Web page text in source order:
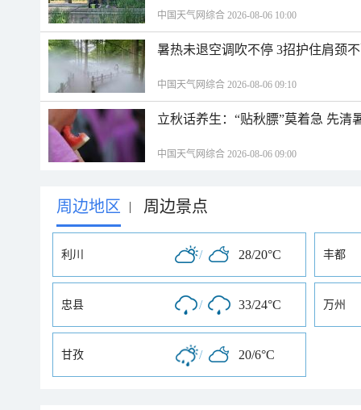
中国天气网综合 2026-08-06 10:00
暑热未退空调吹不停 3招护住肩颈
中国天气网综合 2026-08-06 09:10
立秋话养生：“贴秋膘”莫着急 先清
中国天气网综合 2026-08-06 09:00
周边地区 | 周边景点
利川 / 28/20°C 丰都
忠县 / 33/24°C 万州
甘孜 / 20/6°C